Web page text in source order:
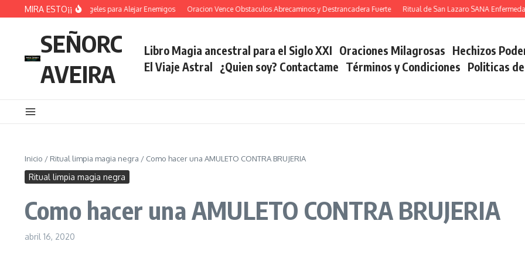
Saltar al contenido
MIRA ESTO¡¡
Oracion De los Angeles para Alejar Enemigos Oracion Vence Obstaculos Abrecaminos y Destrancadera Fuerte Ritual de San Lazaro SANA Enfermedades
SEÑORC
AVEIRA
Libro Magia ancestral para el Siglo XXI Oraciones Milagrosas Hechizos
El Viaje Astral ¿Quien soy? Contactame Términos y Condiciones Politicas
Inicio / Ritual limpia magia negra / Como hacer una AMULETO CONTRA BRUJERIA
Ritual limpia magia negra
Como hacer una AMULETO CONTRA BRUJERIA
abril 16, 2020